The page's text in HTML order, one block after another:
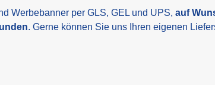
Werbebanner per GLS, GEL und UPS, auf
. Gerne können Sie uns Ihren eigenen